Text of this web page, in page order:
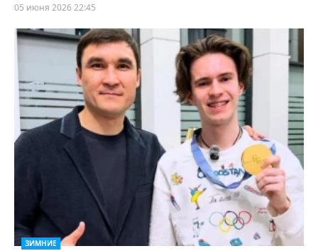
05 июня 2026 22:45
ЗИМНИЕ